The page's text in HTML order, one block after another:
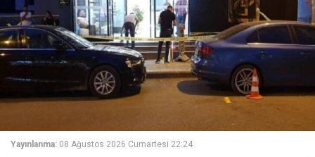
Yayınlanma: 08 Ağustos 2026 Cumartesi 22:24